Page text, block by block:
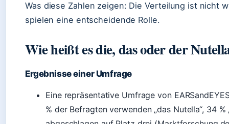
Was diese Zahlen zeigen: Die Verteilung ist nicht
spielen eine entscheidende Rolle.
Wie heißt es die, das oder der
Ergebnisse einer Umfrage
Eine repräsentative Umfrage von
% der Befragten verwenden „das Nutella“, 34 %